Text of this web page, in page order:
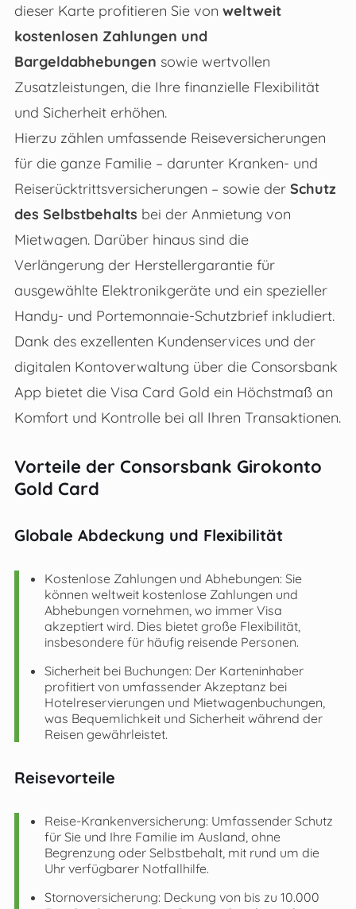
dieser Karte profitieren Sie von weltweit
kostenlosen Zahlungen und
Bargeldabhebungen sowie wertvollen
Zusatzleistungen, die Ihre finanzielle Flexibilität
und Sicherheit erhöhen.
Hierzu zählen umfassende Reiseversicherungen
für die ganze Familie – darunter Kranken- und
Reiserücktrittsversicherungen – sowie der Schutz
des Selbstbehalts bei der Anmietung von
Mietwagen. Darüber hinaus sind die
Verlängerung der Herstellergarantie für
ausgewählte Elektronikgeräte und ein spezieller
Handy- und Portemonnaie-Schutzbrief inkludiert.
Dank des exzellenten Kundenservices und der
digitalen Kontoverwaltung über die Consorsbank
App bietet die Visa Card Gold ein Höchstmaß an
Komfort und Kontrolle bei all Ihren Transaktionen.
Vorteile der Consorsbank Girokonto
Gold Card
Globale Abdeckung und Flexibilität
Kostenlose Zahlungen und Abhebungen: Sie
können weltweit kostenlose Zahlungen und
Abhebungen vornehmen, wo immer Visa
akzeptiert wird. Dies bietet große Flexibilität,
insbesondere für häufig reisende Personen.
Sicherheit bei Buchungen: Der Karteninhaber
profitiert von umfassender Akzeptanz bei
Hotelreservierungen und Mietwagenbuchungen,
was Bequemlichkeit und Sicherheit während der
Reisen gewährleistet.
Reisevorteile
Reise-Krankenversicherung: Umfassender Schutz
für Sie und Ihre Familie im Ausland, ohne
Begrenzung oder Selbstbehalt, mit rund um die
Uhr verfügbarer Notfallhilfe.
Stornoversicherung: Deckung von bis zu 10.000